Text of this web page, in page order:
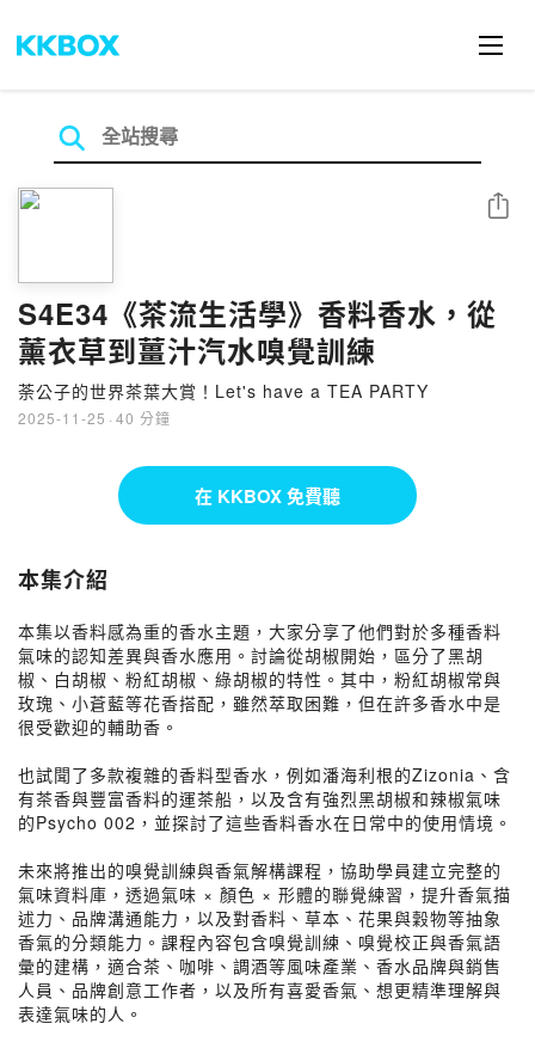
S4E34《茶流生活學》香料香水，從
薰衣草到薑汁汽水嗅覺訓練
荼公子的世界茶葉大賞！Let's have a TEA PARTY
2025-11-25 · 40 分鐘
分享
在 KKBOX 免費聽
本集介紹
本集以香料感為重的香水主題，大家分享了他們對於多種香料
氣味的認知差異與香水應用。討論從胡椒開始，區分了黑胡
椒、白胡椒、粉紅胡椒、綠胡椒的特性。其中，粉紅胡椒常與
玫瑰、小蒼藍等花香搭配，雖然萃取困難，但在許多香水中是
很受歡迎的輔助香。
也試聞了多款複雜的香料型香水，例如潘海利根的Zizonia、含
有茶香與豐富香料的運茶船，以及含有強烈黑胡椒和辣椒氣味
的Psycho 002，並探討了這些香料香水在日常中的使用情境。
未來將推出的嗅覺訓練與香氣解構課程，協助學員建立完整的
氣味資料庫，透過氣味 × 顏色 × 形體的聯覺練習，提升香氣描
述力、品牌溝通能力，以及對香料、草本、花果與穀物等抽象
香氣的分類能力。課程內容包含嗅覺訓練、嗅覺校正與香氣語
彙的建構，適合茶、咖啡、調酒等風味產業、香水品牌與銷售
人員、品牌創意工作者，以及所有喜愛香氣、想更精準理解與
表達氣味的人。